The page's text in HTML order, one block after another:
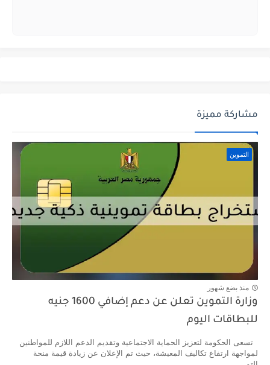
مشاركة مميزة
التموين
منذ بضع شهور
وزارة التموين تعلن عن دعم إضافي 1600 جنيه
للبطاقات اليوم
تسعى الحكومة لتعزيز الحماية الاجتماعية وتقديم الدعم اللازم للمواطنين
لمواجهة ارتفاع تكاليف المعيشة، حيث تم الإعلان عن زيادة قيمة منحة